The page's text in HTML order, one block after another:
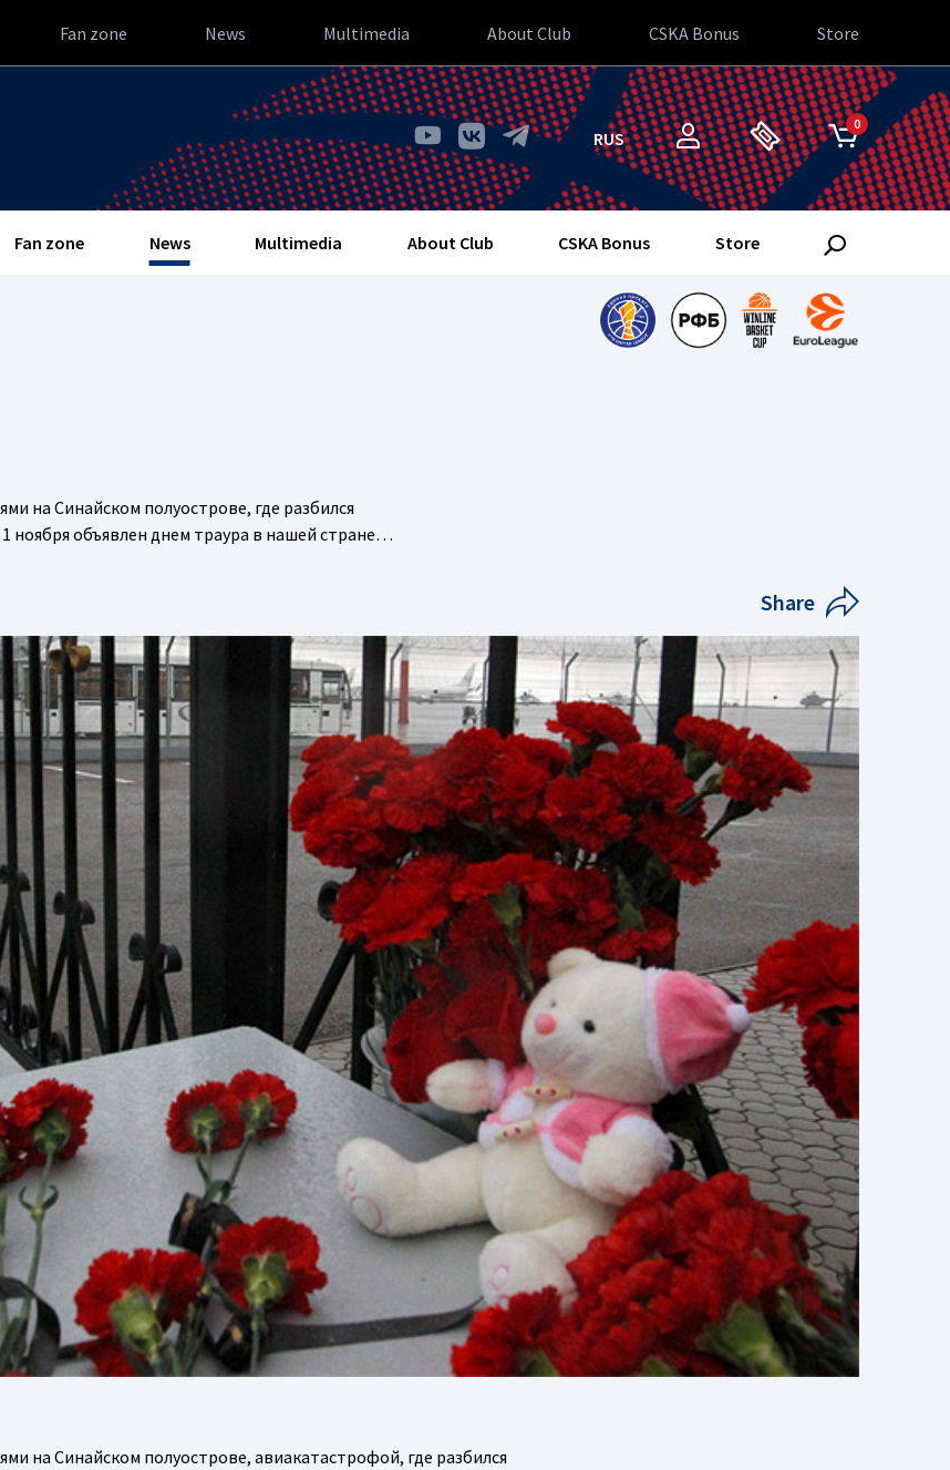
Fan zone News Multimedia About Club CSKA Bonus Store
RUS
0
Fan zone News Multimedia About Club CSKA Bonus Store
на Синайском полуострове, где разбился
ноября объявлен днем траура в нашей стране…
Share
на Синайском полуострове, авиакатастрофой, где разбился